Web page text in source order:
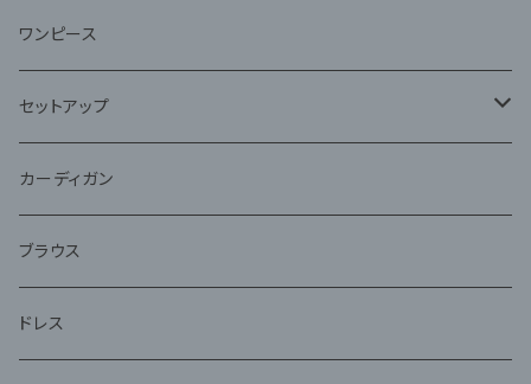
ワンピース
セットアップ
ジャケット
アンサンブル
カーディガン
ブラウス
ドレス